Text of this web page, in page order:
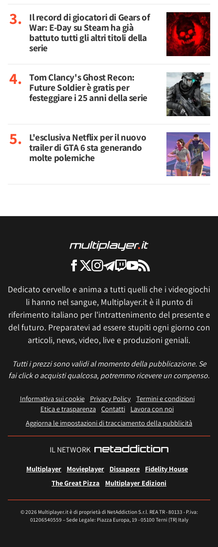
Il record di giocatori di Gears of
War: E-Day su Steam ha già
battuto tutti gli altri titoli della
serie
Tom Clancy's Ghost Recon:
Future Soldier è gratis per
festeggiare i 25 anni della serie
L'esclusiva Netflix per il nuovo
trailer di GTA 6 sta generando
molte polemiche
Dedicato cervello e anima a tutti quelli che i videogiochi
li hanno nel sangue, Multiplayer.it è il punto di
riferimento italiano per l'intrattenimento del presente e
del futuro. Preparatevi ad essere stupiti ogni giorno con
articoli, news, video, live e produzioni geniali.
Tutti i prezzi sono validi al momento della pubblicazione. Se
fai click o acquisti qualcosa, potremmo ricevere un compenso.
Informativa sui cookie Privacy Policy
Termini e condizioni
Etica e trasparenza Contatti
Lavora con noi
Aggiorna le impostazioni di tracciamento della pubblicità
IL NETWORK
Multiplayer Movieplayer Dissapore
Fidelity House
The Great Pizza
Multiplayer Edizioni
© 2026 Multiplayer.it è di proprietà di NetAddiction S.r.l. REA TR - 80133 - P.iva:
01206540559 – Sede Legale: Piazza Europa, 19 - 05100 Terni (TR) Italy